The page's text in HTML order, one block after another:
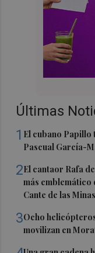
Últimas
1 El cubano
Pascual García-
2El cantaor Rafa
más
Cante de las Minas
3Ocho
movilizan en